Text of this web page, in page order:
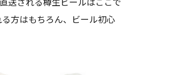
方はもちろん、ビール初心